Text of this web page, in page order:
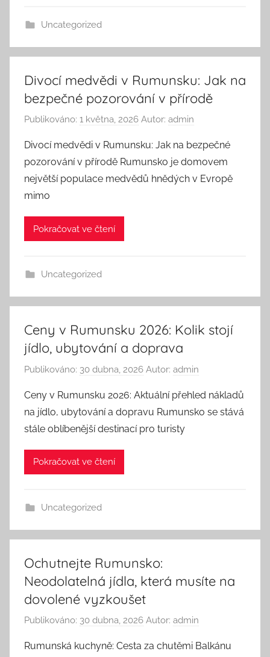
Uncategorized
Divocí medvědi v Rumunsku: Jak na
bezpečné pozorování v přírodě
Publikováno: 1 května, 2026 Autor: admin
Divocí medvědi v Rumunsku: Jak na bezpečné
pozorování v přírodě Rumunsko je domovem
největší populace medvědů hnědých v Evropě
mimo
Pokračovat ve čtení
Uncategorized
Ceny v Rumunsku 2026: Kolik stojí
jídlo, ubytování a doprava
Publikováno: 30 dubna, 2026 Autor: admin
Ceny v Rumunsku 2026: Aktuální přehled nákladů
na jídlo, ubytování a dopravu Rumunsko se stává
stále oblíbenější destinací pro turisty
Pokračovat ve čtení
Uncategorized
Ochutnejte Rumunsko:
Neodolatelná jídla, která musíte na
dovolené vyzkoušet
Publikováno: 30 dubna, 2026 Autor: admin
Rumunská kuchyně: Cesta za chutěmi Balkánu